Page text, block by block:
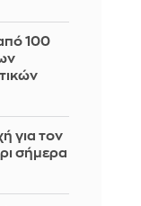
100
για τον
σήμερα